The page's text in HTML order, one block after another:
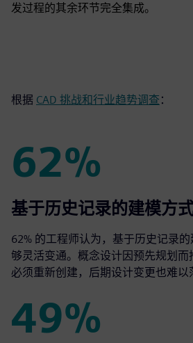
发过程的其余环节完全集成。
根据 CAD 挑战和行业趋势调查 ：
62%
62%
基于历史记录的建模方
62% 的工程师认为，基于历史记录
够灵活变通。概念设计因预先规划而
必须重新创建，后期设计变更也难以
49%